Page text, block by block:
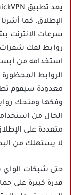
الإطلاق، كما
سرعات الإنترنت
روابط لفك شفرات
استخدامه من
الروابط
وفكها ومنحك
الحال من
متعددة على
لا يستهلك من
قدرة كبيرة على